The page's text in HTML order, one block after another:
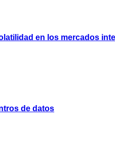
en los mercados
de datos